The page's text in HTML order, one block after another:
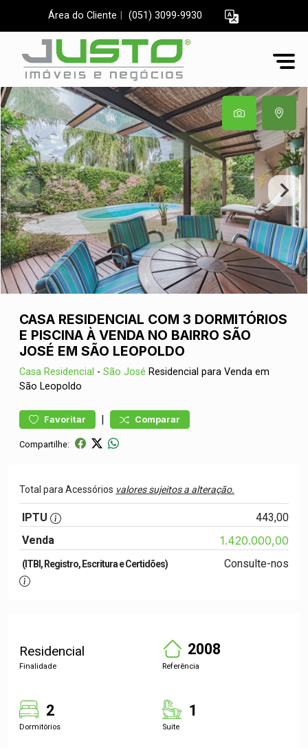
Área do Cliente (051) 3099-9930
CASA RESIDENCIAL COM 3 DORMITÓRIOS
E PISCINA À VENDA NO BAIRRO SÃO
JOSÉ EM SÃO LEOPOLDO
Casa Residencial - São José Residencial para Venda em
São Leopoldo
Favoritar | Comparar
Compartilhe:
Total para Acessórios valores sujeitos a alteração.
IPTU
443,00
Venda
1.420.000,00
(ITBI, Registro, Escritura e Certidões) Consulte-nos
Residencial
Finalidade
2008
Referência
2
Dormitórios
1
Suite